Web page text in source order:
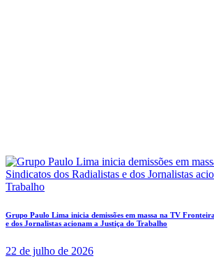
Grupo Paulo Lima inicia demissões em massa na TV
e dos Jornalistas acionam a Justiça do Trabalho
22 de julho de 2026